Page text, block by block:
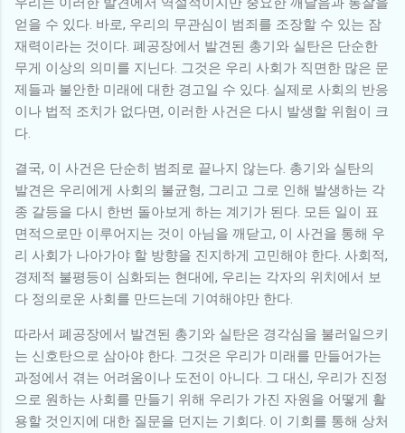
얻을 수 있다. 바로, 우리의 무관심이 범죄를 조장할 수 있는 잠
재력이라는 것이다. 폐공장에서 발견된 총기와 실탄은 단순한
무게 이상의 의미를 지닌다. 그것은 우리 사회가 직면한 많은 문
제들과 불안한 미래에 대한 경고일 수 있다. 실제로 사회의 반응
이나 법적 조치가 없다면, 이러한 사건은 다시 발생할 위험이 크
다.
결국, 이 사건은 단순히 범죄로 끝나지 않는다. 총기와 실탄의
발견은 우리에게 사회의 불균형, 그리고 그로 인해 발생하는 각
종 갈등을 다시 한번 돌아보게 하는 계기가 된다. 모든 일이 표
면적으로만 이루어지는 것이 아님을 깨닫고, 이 사건을 통해 우
리 사회가 나아가야 할 방향을 진지하게 고민해야 한다. 사회적,
경제적 불평등이 심화되는 현대에, 우리는 각자의 위치에서 보
다 정의로운 사회를 만드는데 기여해야만 한다.
따라서 폐공장에서 발견된 총기와 실탄은 경각심을 불러일으키
는 신호탄으로 삼아야 한다. 그것은 우리가 미래를 만들어가는
과정에서 겪는 어려움이나 도전이 아니다. 그 대신, 우리가 진정
으로 원하는 사회를 만들기 위해 우리가 가진 자원을 어떻게 활
용할 것인지에 대한 질문을 던지는 기회다. 이 기회를 통해 상처